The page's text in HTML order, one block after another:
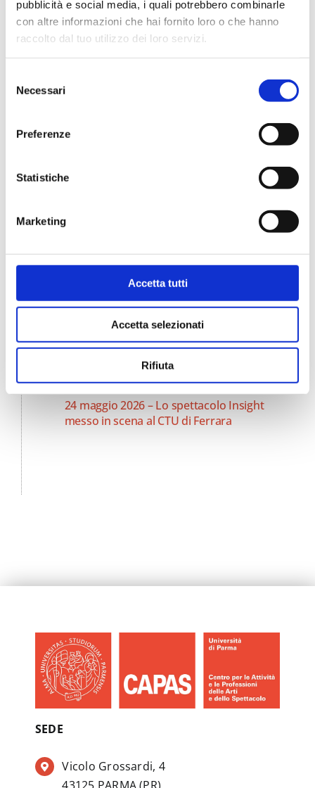
pubblicità e social media, i quali potrebbero combinarle
con altre informazioni che hai fornito loro o che hanno
raccolto dal tuo utilizzo dei loro servizi.
delNecessari
Preferenze
Statistiche
Marketing
Accetta tutti
Accetta selezionati
Rifiuta
Cerca
Insolito Festival 2026: al CAPAS due
10 AGOSTO – 21 AGOSTO 2026 chiusura
Verdi Off News – Call aperta fino al 18
3 giugno 2026 – Il CUT agli Aperitivi della
conoscenza “Parole che uniscono, parole
che dividono: possono gli antichi insegnarci
a comunicare?”
24 maggio 2026 – Lo spettacolo Insight
messo in scena al CTU di Ferrara
SEDE
Vicolo Grossardi, 4